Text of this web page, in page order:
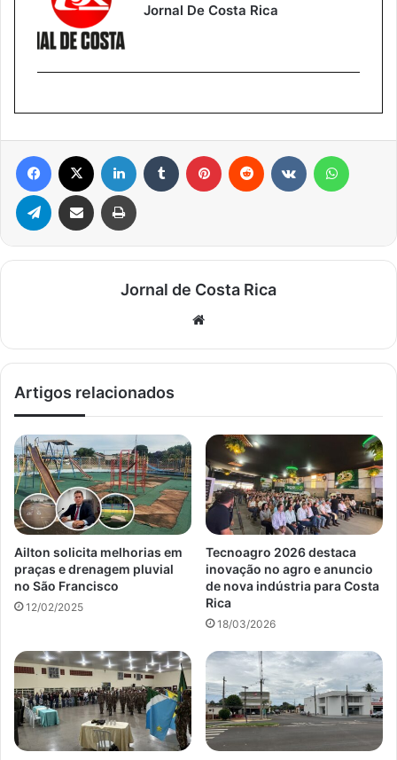
Jornal De Costa Rica
Facebook Linkedin Tumblr Pinterest Reddit
Telegram Compartilhar via e-mail Imprimir
Jornal de Costa Rica
Artigos relacionados
Ailton solicita melhorias em
praças e drenagem pluvial
no São Francisco
12/02/2025
Tecnoagro 2026 destaca
inovação no agro e anuncio
de nova indústria para Costa
Rica
18/03/2026